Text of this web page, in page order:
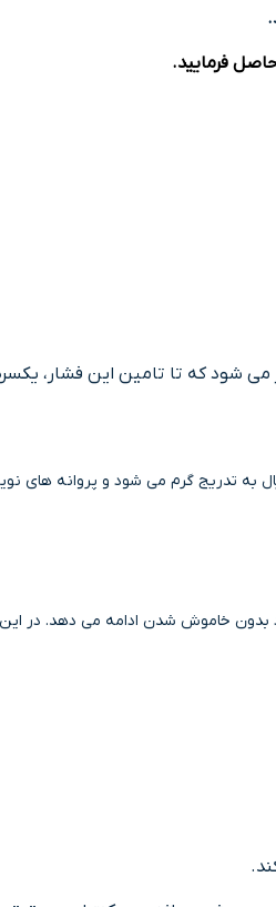
فرمایید.
شود که تا تامین این فشار،
به تدریج گرم می شود و پروانه های
خاموش شدن ادامه می دهد. در این